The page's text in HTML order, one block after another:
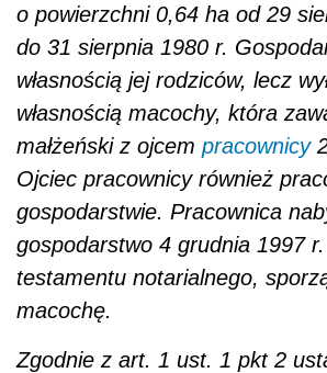
o powierzchni 0,64 ha od 29
do 31 sierpnia 1980 r.
własnością jej rodziców, lecz
własnością macochy, która
małżeński z ojcem pracownicy
Ojciec pracownicy również
gospodarstwie. Pracownica
gospodarstwo 4 grudnia 1997
testamentu notarialnego,
macochę.
Zgodnie z art. 1 ust. 1 pkt 2